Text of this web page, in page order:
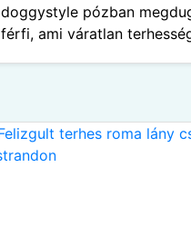
doggystyle pózban
férfi, ami váratlan